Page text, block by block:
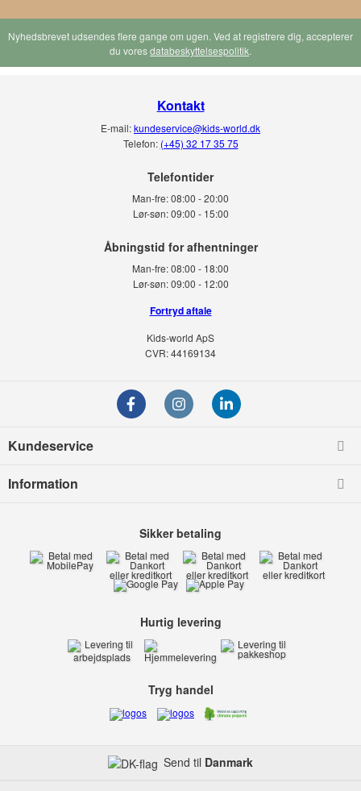
Nyhedsbrevet udsendes flere gange om ugen. Ved at registrere dig, accepterer
du voresdatabeskyttelsespolitik.
Kontakt
E-mail:kundeservice@kids-world.dk
Telefon: (+45) 32 17 35 75
Telefontider
Man-fre:08:00 - 20:00
Lør-søn: 09:00 - 15:00
Man-fre:08:00 - 18:00
Lør-søn:09:00 - 12:00
Fortryd aftale
Kids-world ApS
CVR: 44169134
Kundeservice
Information
Send til Danmark
Sikker betaling
Hurtig levering
Tryg handel